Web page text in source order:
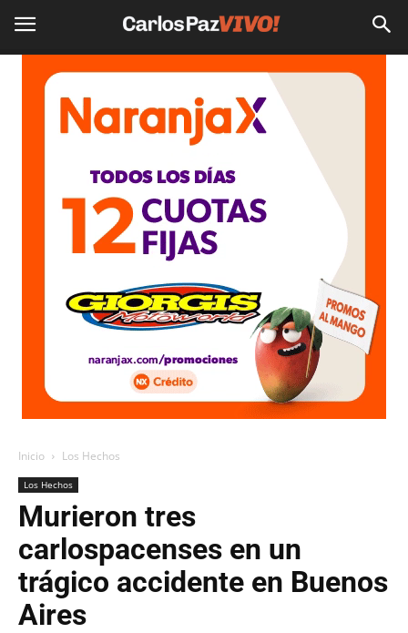
Inicio Los Hechos
Los Hechos
Murieron tres
carlospacenses en un
trágico accidente en Buenos
Aires